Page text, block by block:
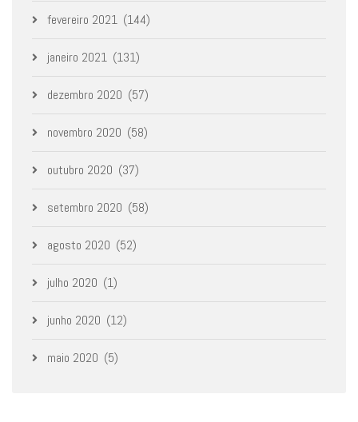
fevereiro 2021 (144)
janeiro 2021 (131)
dezembro 2020 (57)
novembro 2020 (58)
outubro 2020 (37)
setembro 2020 (58)
agosto 2020 (52)
julho 2020 (1)
junho 2020 (12)
maio 2020 (5)